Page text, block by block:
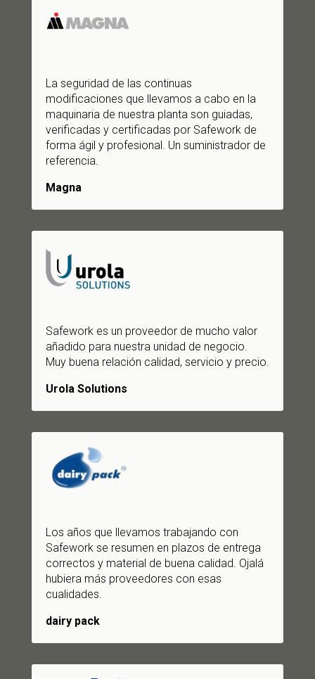
La seguridad de las continuas
modificaciones que llevamos a cabo en la
maquinaria de nuestra planta son guiadas,
verificadas y certificadas por Safework de
forma ágil y profesional. Un suministrador de
referencia.
Magna
Safework es un proveedor de mucho valor
añadido para nuestra unidad de negocio.
Muy buena relación calidad, servicio y precio.
Urola Solutions
Los años que llevamos trabajando con
Safework se resumen en plazos de entrega
correctos y material de buena calidad. Ojalá
hubiera más proveedores con esas
cualidades.
dairy pack